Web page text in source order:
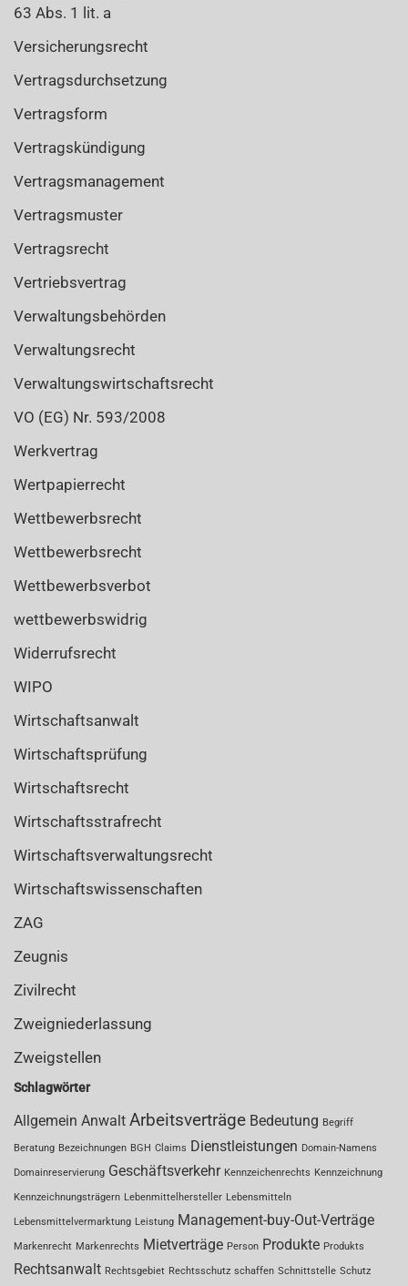
63 Abs. 1 lit. a
Versicherungsrecht
Vertragsdurchsetzung
Vertragsform
Vertragskündigung
Vertragsmanagement
Vertragsmuster
Vertragsrecht
Vertriebsvertrag
Verwaltungsbehörden
Verwaltungsrecht
Verwaltungswirtschaftsrecht
VO (EG) Nr. 593/2008
Werkvertrag
Wertpapierrecht
Wettbewerbsrecht
Wettbewerbsrecht
Wettbewerbsverbot
wettbewerbswidrig
Widerrufsrecht
WIPO
Wirtschaftsanwalt
Wirtschaftsprüfung
Wirtschaftsrecht
Wirtschaftsstrafrecht
Wirtschaftsverwaltungsrecht
Wirtschaftswissenschaften
ZAG
Zeugnis
Zivilrecht
Zweigniederlassung
Zweigstellen
Schlagwörter
Allgemein Anwalt Arbeitsverträge Bedeutung Begriff
Beratung Bezeichnungen BGH Claims Dienstleistungen Domain-Namens
Domainreservierung Geschäftsverkehr Kennzeichenrechts Kennzeichnung
Kennzeichnungsträgern Lebenmittelhersteller Lebensmitteln
Lebensmittelvermarktung Leistung Management-buy-Out-Verträge
Markenrecht Markenrechts Mietverträge Person Produkte Produkts
Rechtsanwalt Rechtsgebiet Rechtsschutz schaffen Schnittstelle Schutz